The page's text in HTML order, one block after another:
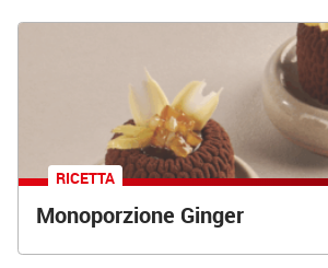
RICETTA
Monoporzione Ginger